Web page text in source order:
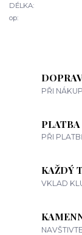
DÉLKA:
op:
PŘI
PŘI
KAŽDÝ
VKLAD